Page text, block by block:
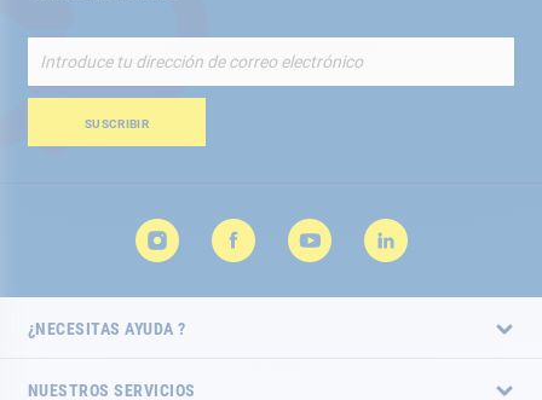
nuestro
de
SUSCRIBIR
¿NECESITAS AYUDA ?
NUESTROS SERVICIOS